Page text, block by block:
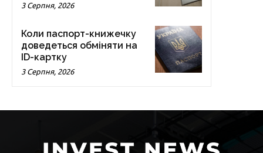
3 Серпня, 2026
Коли паспорт-книжечку
доведеться обміняти на
ID-картку
3 Серпня, 2026